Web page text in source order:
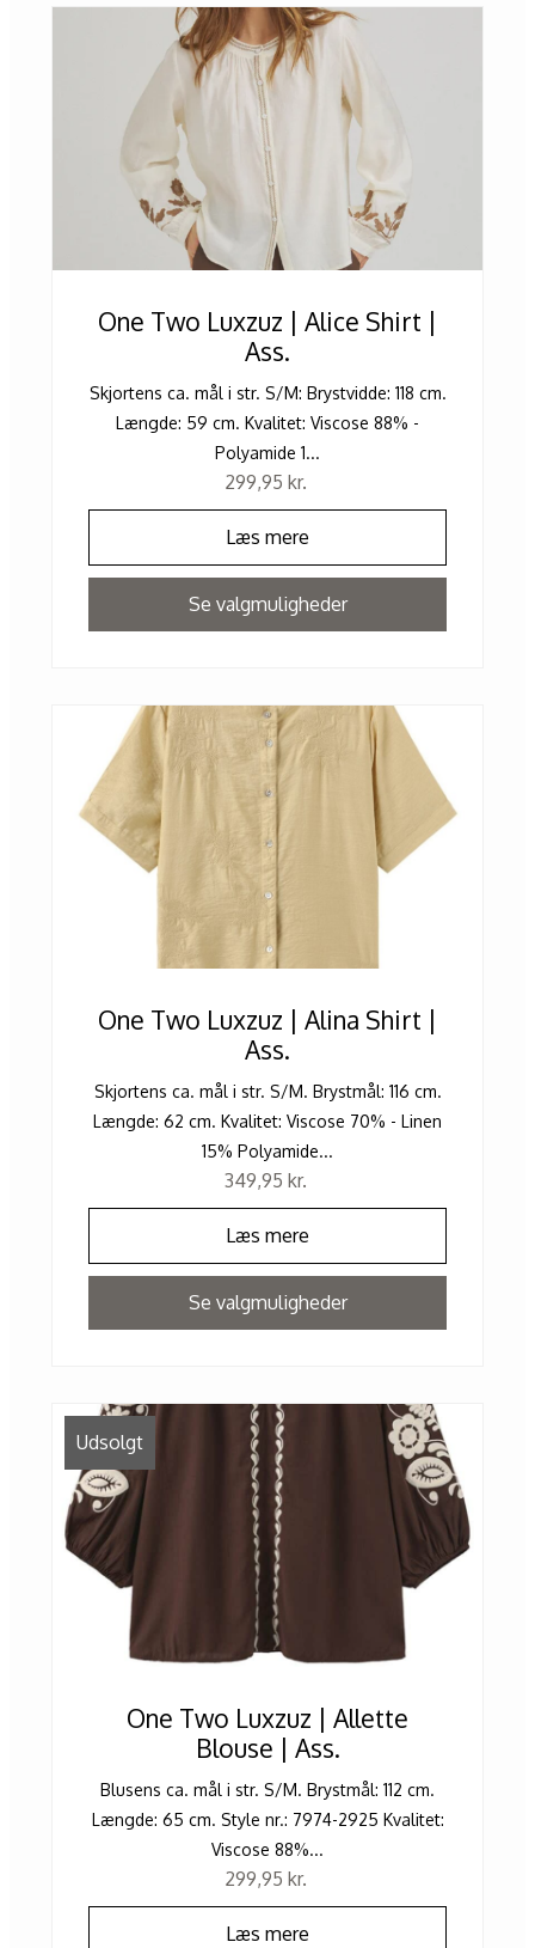
One Two Luxzuz | Alice Shirt |
Ass.
Skjortens ca. mål i str. S/M: Brystvidde: 118 cm.
Længde: 59 cm. Kvalitet: Viscose 88% -
Polyamide 1...
299,95 kr.
Læs mere
Se valgmuligheder
One Two Luxzuz | Alina Shirt |
Ass.
Skjortens ca. mål i str. S/M. Brystmål: 116 cm.
Længde: 62 cm. Kvalitet: Viscose 70% - Linen
15% Polyamide...
349,95 kr.
Læs mere
Se valgmuligheder
Udsolgt
One Two Luxzuz | Allette
Blouse | Ass.
Blusens ca. mål i str. S/M. Brystmål: 112 cm.
Længde: 65 cm. Style nr.: 7974-2925 Kvalitet:
Viscose 88%...
299,95 kr.
Læs mere